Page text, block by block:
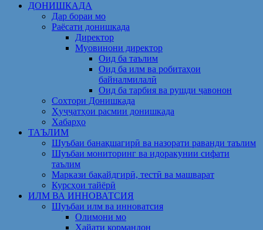
ДОНИШКАДА
Дар бораи мо
Раёсати донишкада
Директор
Муовинони директор
Оид ба таълим
Оид ба илм ва робитаҳои
байналмилалӣ
Оид ба тарбия ва рушди ҷавонон
Сохтори Донишкада
Ҳуҷҷатҳои расмии донишкада
Хабарҳо
ТАЪЛИМ
Шуъбаи банақшагирӣ ва назорати раванди таълим
Шуъбаи мониторинг ва идоракунии сифати
таълим
Маркази бақайдгирӣ, тестӣ ва машварат
Курсҳои тайёрӣ
ИЛМ ВА ИННОВАТСИЯ
Шуъбаи илм ва инноватсия
Олимони мо
Ҳайати кормандон